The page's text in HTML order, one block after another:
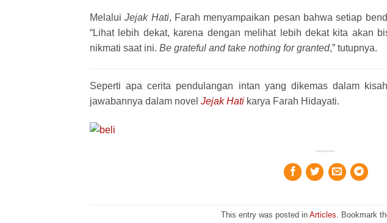
MelaluiJejak Hati, Farah menyampaikan pesan bahwa setiap
“Lihat lebih dekat, karena dengan melihat lebih dekat kita akan
nikmati saat ini. Be grateful and take nothing for granted,” tutupnya.
Seperti apa cerita pendulangan intan yang dikemas dalam
jawabannya dalam novel Jejak Hati karya Farah Hidayati.
This entry was posted inArticles. Bookmark